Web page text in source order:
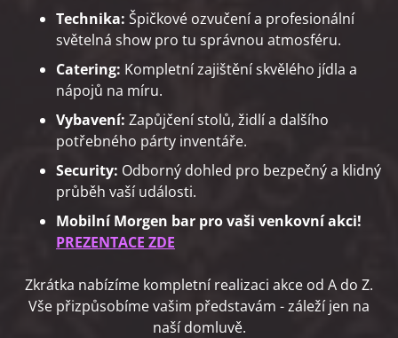
Technika: Špičkové ozvučení a profesionální
světelná show pro tu správnou atmosféru.
Catering: Kompletní zajištění skvělého jídla a
nápojů na míru.
Vybavení: Zapůjčení stolů, židlí a dalšího
potřebného párty inventáře.
Security: Odborný dohled pro bezpečný a klidný
průběh vaší události.
Mobilní Morgen bar pro vaši venkovní akci!
PREZENTACE ZDE
Zkrátka nabízíme kompletní realizaci akce od A do Z.
Vše přizpůsobíme vašim představám - záleží jen na
naší domluvě.